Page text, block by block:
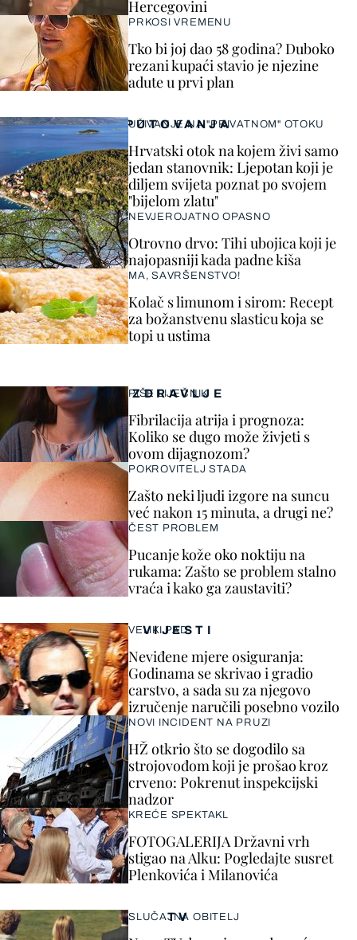
VIJESTI
VELIKI PAD
Neviđene mjere osiguranja:
Godinama se skrivao i gradio
carstvo, a sada su za njegovo
izručenje naručili posebno vozilo
NOVI INCIDENT NA PRUZI
HŽ otkrio što se dogodilo sa
strojovođom koji je prošao kroz
crveno: Pokrenut inspekcijski
nadzor
KREĆE SPEKTAKL
FOTOGALERIJA Državni vrh
stigao na Alku: Pogledajte susret
Plenkovića i Milanovića
Hercegovini
PRKOSI VREMENU
Tko bi joj dao 58 godina? Duboko
rezani kupaći stavio je njezine
adute u prvi plan
ZDRAVLJE
PIŠE LIJEČNIK
Fibrilacija atrija i prognoza:
Koliko se dugo može živjeti s
ovom dijagnozom?
POKROVITELJ STADA
Zašto neki ljudi izgore na suncu
već nakon 15 minuta, a drugi ne?
ČEST PROBLEM
Pucanje kože oko noktiju na
rukama: Zašto se problem stalno
vraća i kako ga zaustaviti?
TV
SLUČAJNA OBITELJ
PUTOVANJA
UŽIVANJE NA "PRIVATNOM" OTOKU
Hrvatski otok na kojem živi samo
jedan stanovnik: Ljepotan koji je
diljem svijeta poznat po svojem
"bijelom zlatu"
NEVJEROJATNO OPASNO
Otrovno drvo: Tihi ubojica koji je
najopasniji kada padne kiša
MA, SAVRŠENSTVO!
Kolač s limunom i sirom: Recept
za božanstvenu slasticu koja se
topi u ustima